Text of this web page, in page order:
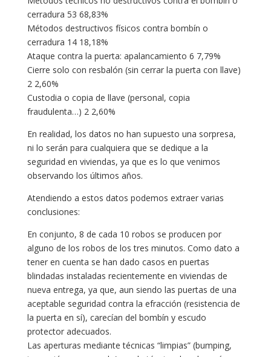
cerradura 53 68,83%
Métodos destructivos físicos contra bombín o
cerradura 14 18,18%
Ataque contra la puerta: apalancamiento 6 7,79%
Cierre solo con resbalón (sin cerrar la puerta con llave)
2 2,60%
Custodia o copia de llave (personal, copia
fraudulenta…) 2 2,60%
En realidad, los datos no han supuesto una sorpresa,
ni lo serán para cualquiera que se dedique a la
seguridad en viviendas, ya que es lo que venimos
observando los últimos años.
Atendiendo a estos datos podemos extraer varias
conclusiones:
En conjunto, 8 de cada 10 robos se producen por
alguno de los robos de los tres minutos. Como dato a
tener en cuenta se han dado casos en puertas
blindadas instaladas recientemente en viviendas de
nueva entrega, ya que, aun siendo las puertas de una
aceptable seguridad contra la efracción (resistencia de
la puerta en sí), carecían del bombín y escudo
protector adecuados.
Las aperturas mediante técnicas “limpias” (bumping,